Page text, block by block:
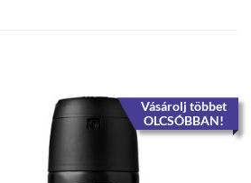
Vásárolj többet
OLCSÓBBAN!